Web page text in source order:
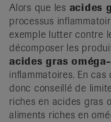
Alors que les acides
processus
exemple lutter contre
décomposer les
acides gras
inflammatoires. En
donc conseillé de
riches en acides gras
aliments riches en